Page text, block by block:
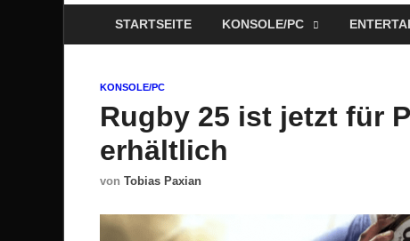
STARTSEITE KONSOLE/PC
KONSOLE/PC
Rugby 25 ist jetzt für
erhältlich
von Tobias Paxian